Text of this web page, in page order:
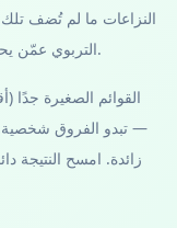
النزاعات ما لم تُضف
التربوي عمّن يحتاج دعمًا أو من لا يمكنه العمل معًا لأسباب أمان.
القوائم الصغيرة جدًا
— تبدو الفروق
زائدة. امسح النتيجة